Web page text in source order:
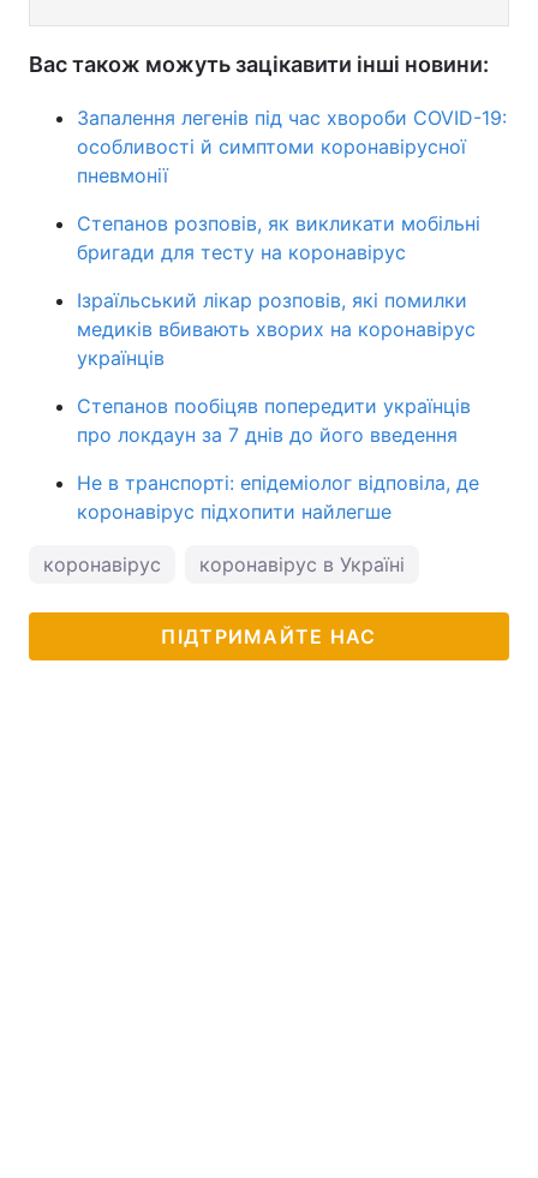
Вас також можуть зацікавити інші новини:
Запалення легенів під час хвороби COVID-19:
особливості й симптоми коронавірусної
пневмонії
Степанов розповів, як викликати мобільні
бригади для тесту на коронавірус
Ізраїльський лікар розповів, які помилки
медиків вбивають хворих на коронавірус
українців
Степанов пообіцяв попередити українців
про локдаун за 7 днів до його введення
Не в транспорті: епідеміолог відповіла, де
коронавірус підхопити найлегше
коронавірус коронавірус в Україні
ПІДТРИМАЙТЕ НАС